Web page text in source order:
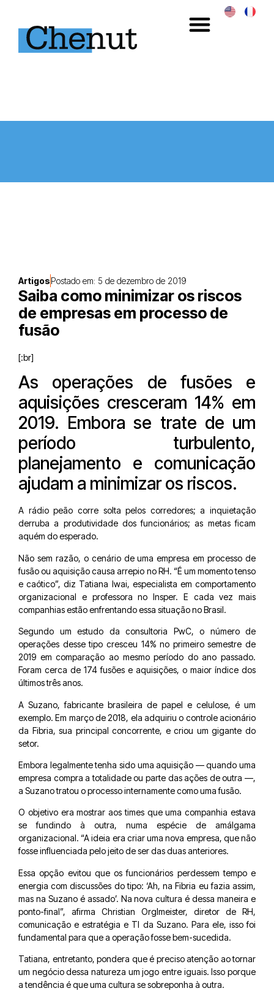
ArtigosPostado em: 5 de dezembro de 2019
Saiba como minimizar os riscos
de empresas em processo de
fusão
[:br]
As operações de fusões e
aquisições cresceram 14% em
2019. Embora se trate de um
período turbulento,
planejamento e comunicação
ajudam a minimizar os riscos.
A rádio peão corre solta pelos corredores; a inquietação
derruba a produtividade dos funcionários; as metas ­ficam
aquém do esperado.
Não sem razão, o cenário de uma empresa em processo de
fusão ou aquisição causa arrepio no RH. “É um momento tenso
e caótico”, diz Tatiana Iwai, especialista em comportamento
organizacional e professora no Insper. E cada vez mais
companhias estão enfrentando essa situação no Brasil.
Segundo um estudo da consultoria PwC, o número de
operações desse tipo cresceu 14% no primeiro semestre de
2019 em comparação ao mesmo período do ano passado.
Foram cerca de 174 fusões e aquisições, o maior índice dos
últimos três anos.
A Suzano, fabricante brasileira de papel e celulose, é um
exemplo. Em março de 2018, ela adquiriu o controle acionário
da Fibria, sua principal concorrente, e criou um gigante do
setor.
Embora legalmente tenha sido uma aquisição — quando uma
empresa compra a totalidade ou parte das ações de outra —,
a Suzano tratou o processo internamente como uma fusão.
O objetivo era mostrar aos times que uma companhia estava
se fundindo à outra, numa espécie de amálgama
organizacional. “A ideia era criar uma nova empresa, que não
fosse influenciada pelo jeito de ser das duas anteriores.
Essa opção evitou que os funcionários perdessem tempo e
energia com discussões do tipo: ‘Ah, na Fibria eu fazia assim,
mas na Suzano é assado’. Na nova cultura é dessa maneira e
ponto-final”, afirma Christian Orglmeister, diretor de RH,
comunicação e estratégia e TI da Suzano. Para ele, isso foi
fundamental para que a operação fosse bem-sucedida.
Tatiana, entretanto, pondera que é preciso atenção ao tornar
um negócio dessa natureza um jogo entre iguais. Isso porque
a tendência é que uma cultura se sobreponha à outra.